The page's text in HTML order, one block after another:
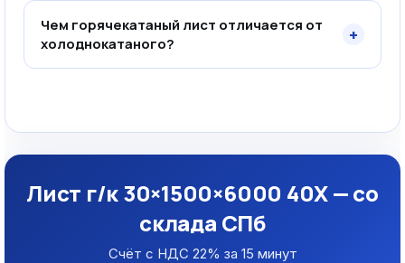
Чем горячекатаный лист отличается от
холоднокатаного?
+
Лист г/к 30×1500×6000 40Х — со
склада СПб
Счёт с НДС 22% за 15 минут